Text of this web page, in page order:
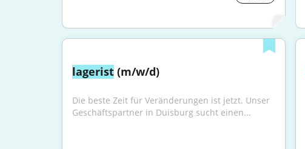
lagerist (m/w/d)
Die beste Zeit für Veränderungen ist jetzt. Unser
Geschäftspartner in Duisburg sucht einen...